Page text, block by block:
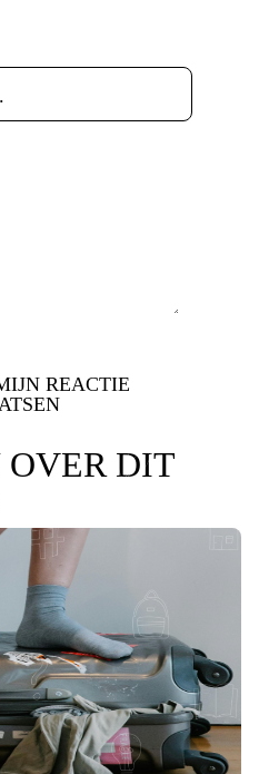
REACTIE
DIT